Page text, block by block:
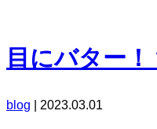
目にバター
blog 2023.03.01